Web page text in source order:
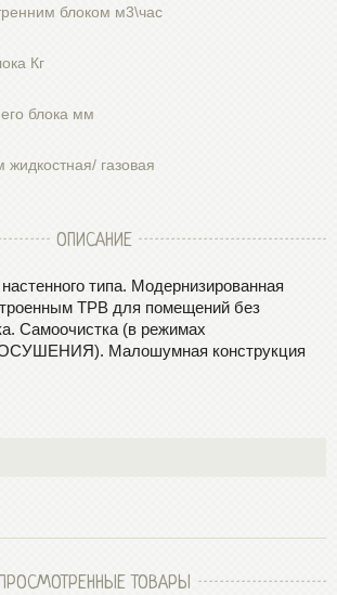
блоком м3\час
Кг
блока мм
газовая
ОПИСАНИЕ
типа. Модернизированная
ТРВ для помещений без
Самоочистка (в режимах
Малошумная конструкция
ТОВАРЫ